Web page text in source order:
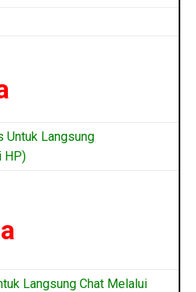
Untuk Langsung
HP)
Langsung Chat Melalui